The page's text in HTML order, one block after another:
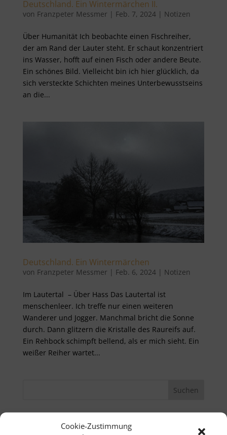
Cookie-Zustimmung
Deutschland. Ein Wintermärchen II.
von Franzpeter Messmer | Feb. 7, 2024| Notizen
Über Humanität Ich beobachte einen Fischreiher,
der am Rand der Lauter steht. Er schaut konzentriert
ins Wasser, hofft auf einen Fisch oder andere Beute.
Ein schönes Bild. Vielleicht bin ich hier glücklich, da
sich versteckte Schichten meines Unterbewusstseins
an die...
Deutschland. Ein Wintermärchen
von Franzpeter Messmer | Feb. 6, 2024| Notizen
Im Lautertal – Über Hass Das Lautertal ist
menschenleer. Ich treffe nur einen weiteren
Wanderer und Jogger. Manchmal bricht die Sonne
durch. Dann glitzern die Kristalle des Raureifs auf.
Ein Rehbock schimpft bellend, als er mich sieht. Ein
weißer Reiher wartet...
Neueste Beiträge